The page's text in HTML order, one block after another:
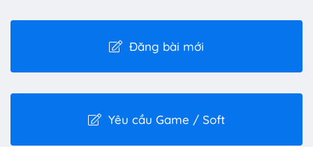
mình UP FIX thì mới phải đặt pass để tránh bị
Đăng bài mới
Yêu cầu Game / Soft